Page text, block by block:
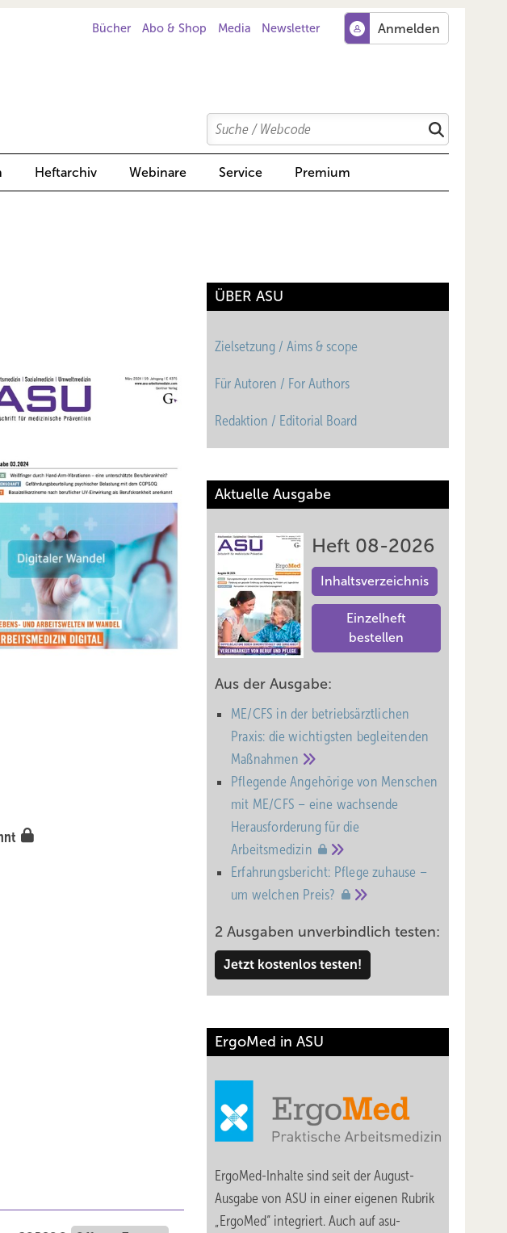
Bücher Abo & Shop Media Newsletter
Search
Suchen
Heftarchiv Webinare Service Premium
ÜBER ASU
Zielsetzung / Aims & scope
Für Autoren / For Authors
Redaktion / Editorial Board
Aktuelle Ausgabe
Heft 08-2026
Inhaltsverzeichnis
Einzelheft
bestellen
Aus der Ausgabe:
ME/CFS in der betriebsärztlichen
Praxis: die wichtigsten begleitenden
Maßnahmen
Pflegende Angehörige von Menschen
mit ME/CFS – eine wachsende
Heraus­forderung für die
Arbeitsmedizin
Erfahrungsbericht: Pflege zuhause –
um welchen Preis?
2 Ausgaben unverbindlich testen:
Jetzt kostenlos testen!
ErgoMed in ASU
ErgoMed-Inhalte sind seit der August-
Ausgabe von ASU in einer eigenen Rubrik
„ErgoMed“ integriert. Auch auf asu-